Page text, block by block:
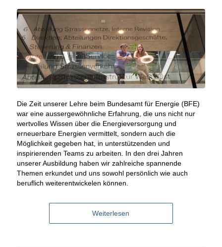
Die Zeit unserer Lehre beim Bundesamt für Energie (BFE)
war eine aussergewöhnliche Erfahrung, die uns nicht nur
wertvolles Wissen über die Energieversorgung und
erneuerbare Energien vermittelt, sondern auch die
Möglichkeit gegeben hat, in unterstützenden und
inspirierenden Teams zu arbeiten. In den drei Jahren
unserer Ausbildung haben wir zahlreiche spannende
Themen erkundet und uns sowohl persönlich wie auch
beruflich weiterentwickelen können.
Weiterlesen